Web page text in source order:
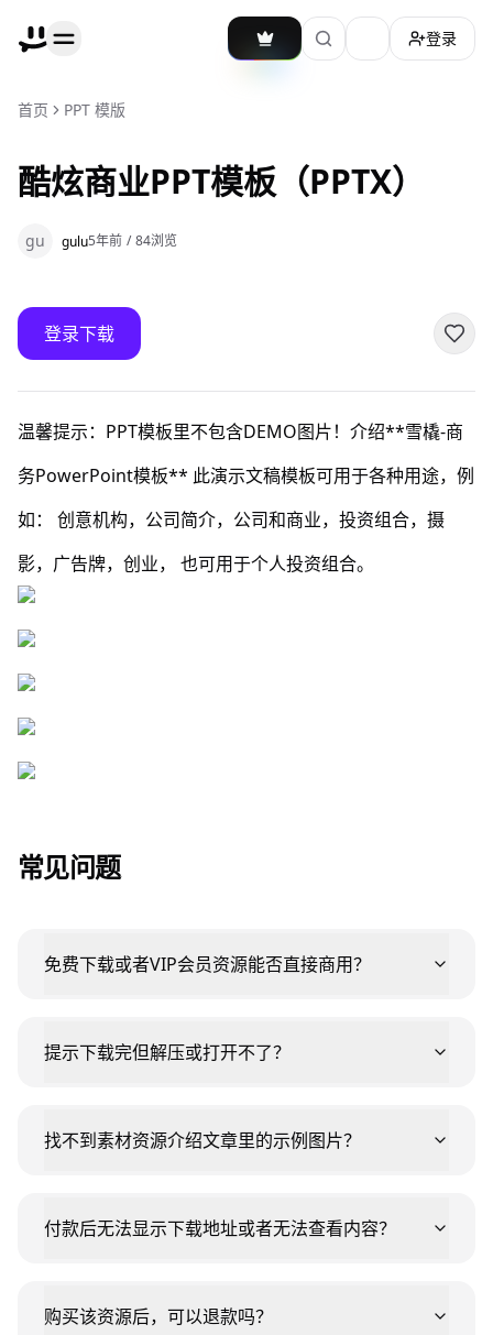
加载主题切换
登录
首页 PPT 模版
酷炫商业PPT模板（PPTX）
gu gulu5年前 / 84浏览
登录下载
温馨提示：PPT模板里不包含DEMO图片！介绍**雪橇-商
务PowerPoint模板** 此演示文稿模板可用于各种用途，例
如： 创意机构，公司简介，公司和商业，投资组合，摄
影，广告牌，创业， 也可用于个人投资组合。
常见问题
免费下载或者VIP会员资源能否直接商用？
提示下载完但解压或打开不了？
找不到素材资源介绍文章里的示例图片？
付款后无法显示下载地址或者无法查看内容？
购买该资源后，可以退款吗？